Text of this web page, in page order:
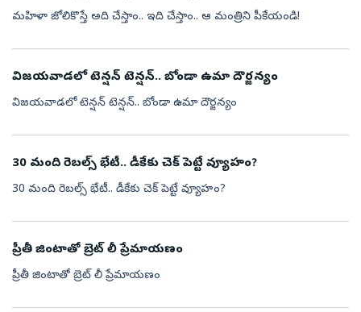
మహిళా జోలికొస్తే అది చేస్తాం.. ఇది చేస్తాం.. ఆ మంత్రిని పీకేయండి!
విజయవాడలో టెన్షన్ టెన్షన్.. బోండా ఉమా దౌర్జన్యం
విజయవాడలో టెన్షన్ టెన్షన్.. బోండా ఉమా దౌర్జన్యం
30 మంది రెబల్స్ భేటీ.. డీకేకు చెక్ పెట్టే వ్యూహం?
30 మంది రెబల్స్ భేటీ.. డీకేకు చెక్ పెట్టే వ్యూహం?
ప్రీతీ జింటాతో బ్రెట్ లీ ప్రేమాయణం
ప్రీతీ జింటాతో బ్రెట్ లీ ప్రేమాయణం